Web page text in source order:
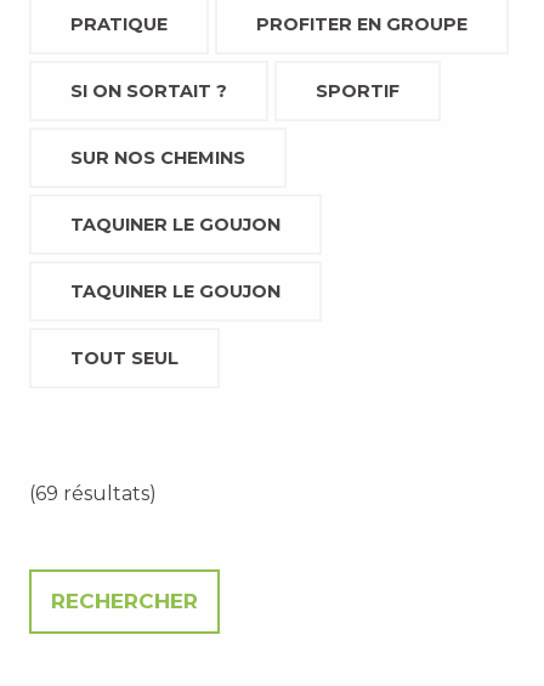
PRATIQUE PROFITER EN GROUPE
SI ON SORTAIT ? SPORTIF
SUR NOS CHEMINS
TAQUINER LE GOUJON
TAQUINER LE GOUJON
TOUT SEUL
(69 résultats)